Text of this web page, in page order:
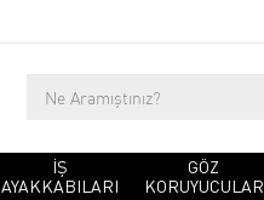
İŞ
AYAKKABILARI
GÖZ
KORUYUCULAR